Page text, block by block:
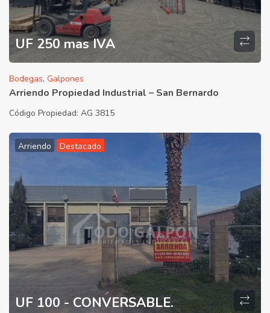
UF 250 mas IVA
Bodegas, Galpones
Arriendo Propiedad Industrial – San Bernardo
Código Propiedad: AG 3815
Arriendo Destacado
UF 100 - CONVERSABLE.